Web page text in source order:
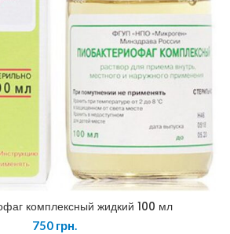
комплексный жидкий 100 мл
750грн.